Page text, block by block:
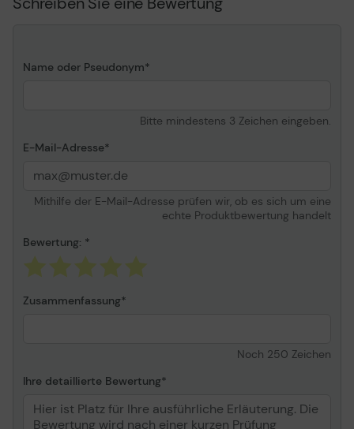
P900Wc, PT-P950NW
Name oder Pseudonym
Bitte mindestens 3 Zeichen eingeben.
E-Mail-Adresse
Mithilfe der E-Mail-Adresse prüfen wir, ob es sich um eine
echte Produktbewertung handelt
Bewertung:
Zusammenfassung
Noch 250 Zeichen
Ihre detaillierte Bewertung